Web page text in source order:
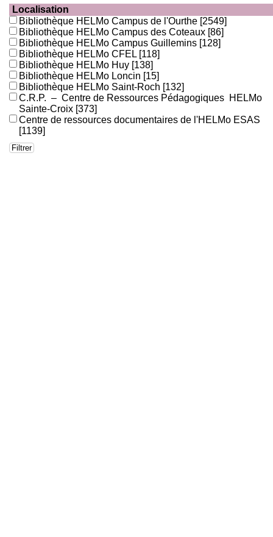
Localisation
Bibliothèque HELMo Campus de l'Ourthe [2549]
Bibliothèque HELMo Campus des Coteaux [86]
Bibliothèque HELMo Campus Guillemins [128]
Bibliothèque HELMo CFEL [118]
Bibliothèque HELMo Huy [138]
Bibliothèque HELMo Loncin [15]
Bibliothèque HELMo Saint-Roch [132]
C.R.P. – Centre de Ressources Pédagogiques HELMo
Sainte-Croix [373]
Centre de ressources documentaires de l'HELMo ESAS
[1139]